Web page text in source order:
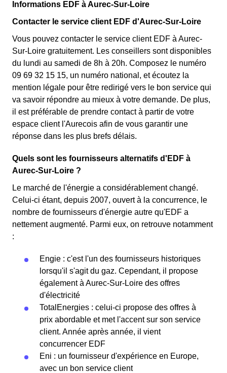
Informations EDF à Aurec-Sur-Loire
Contacter le service client EDF d'Aurec-Sur-Loire
Vous pouvez contacter le service client EDF à Aurec-
Sur-Loire gratuitement. Les conseillers sont disponibles
du lundi au samedi de 8h à 20h. Composez le numéro
09 69 32 15 15, un numéro national, et écoutez la
mention légale pour être redirigé vers le bon service qui
va savoir répondre au mieux à votre demande. De plus,
il est préférable de prendre contact à partir de votre
espace client l'Aurecois afin de vous garantir une
réponse dans les plus brefs délais.
Quels sont les fournisseurs alternatifs d'EDF à
Aurec-Sur-Loire ?
Le marché de l'énergie a considérablement changé.
Celui-ci étant, depuis 2007, ouvert à la concurrence, le
nombre de fournisseurs d'énergie autre qu'EDF a
nettement augmenté. Parmi eux, on retrouve notamment
:
Engie : c'est l'un des fournisseurs historiques
lorsqu'il s'agit du gaz. Cependant, il propose
également à Aurec-Sur-Loire des offres
d'électricité
TotalEnergies : celui-ci propose des offres à
prix abordable et met l'accent sur son service
client. Année après année, il vient
concurrencer EDF
Eni : un fournisseur d'expérience en Europe,
avec un bon service client